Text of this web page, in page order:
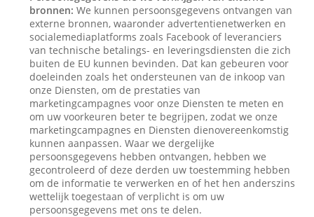
bronnen: We kunnen persoonsgegevens ontvangen van
externe bronnen, waaronder advertentienetwerken en
socialemediaplatforms zoals Facebook of leveranciers
van technische betalings- en leveringsdiensten die zich
buiten de EU kunnen bevinden. Dat kan gebeuren voor
doeleinden zoals het ondersteunen van de inkoop van
onze Diensten, om de prestaties van
marketingcampagnes voor onze Diensten te meten en
om uw voorkeuren beter te begrijpen, zodat we onze
marketingcampagnes en Diensten dienovereenkomstig
kunnen aanpassen. Waar we dergelijke
persoonsgegevens hebben ontvangen, hebben we
gecontroleerd of deze derden uw toestemming hebben
om de informatie te verwerken en of het hen anderszins
wettelijk toegestaan of verplicht is om uw
persoonsgegevens met ons te delen.